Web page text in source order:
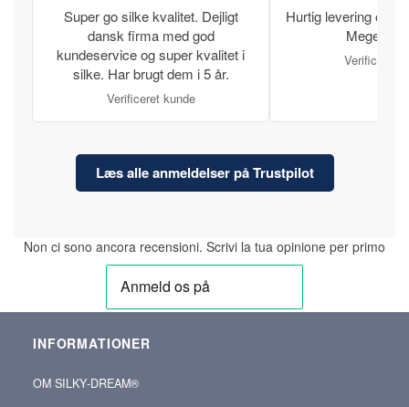
Super go silke kvalitet. Dejligt
dansk firma med god
kundeservice og super kvalitet i
silke. Har brugt dem i 5 år.
Verificeret kunde
Hurtig levering og
Meget
Verificeret
Læs alle anmeldelser på Trustpilot
Non ci sono ancora recensioni. Scrivi la tua opinione per primo
INFORMATIONER
OM SILKY‑DREAM®